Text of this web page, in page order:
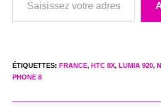
ÉTIQUETTES: FRANCE, HTC 8X, LUMIA 920,
PHONE 8